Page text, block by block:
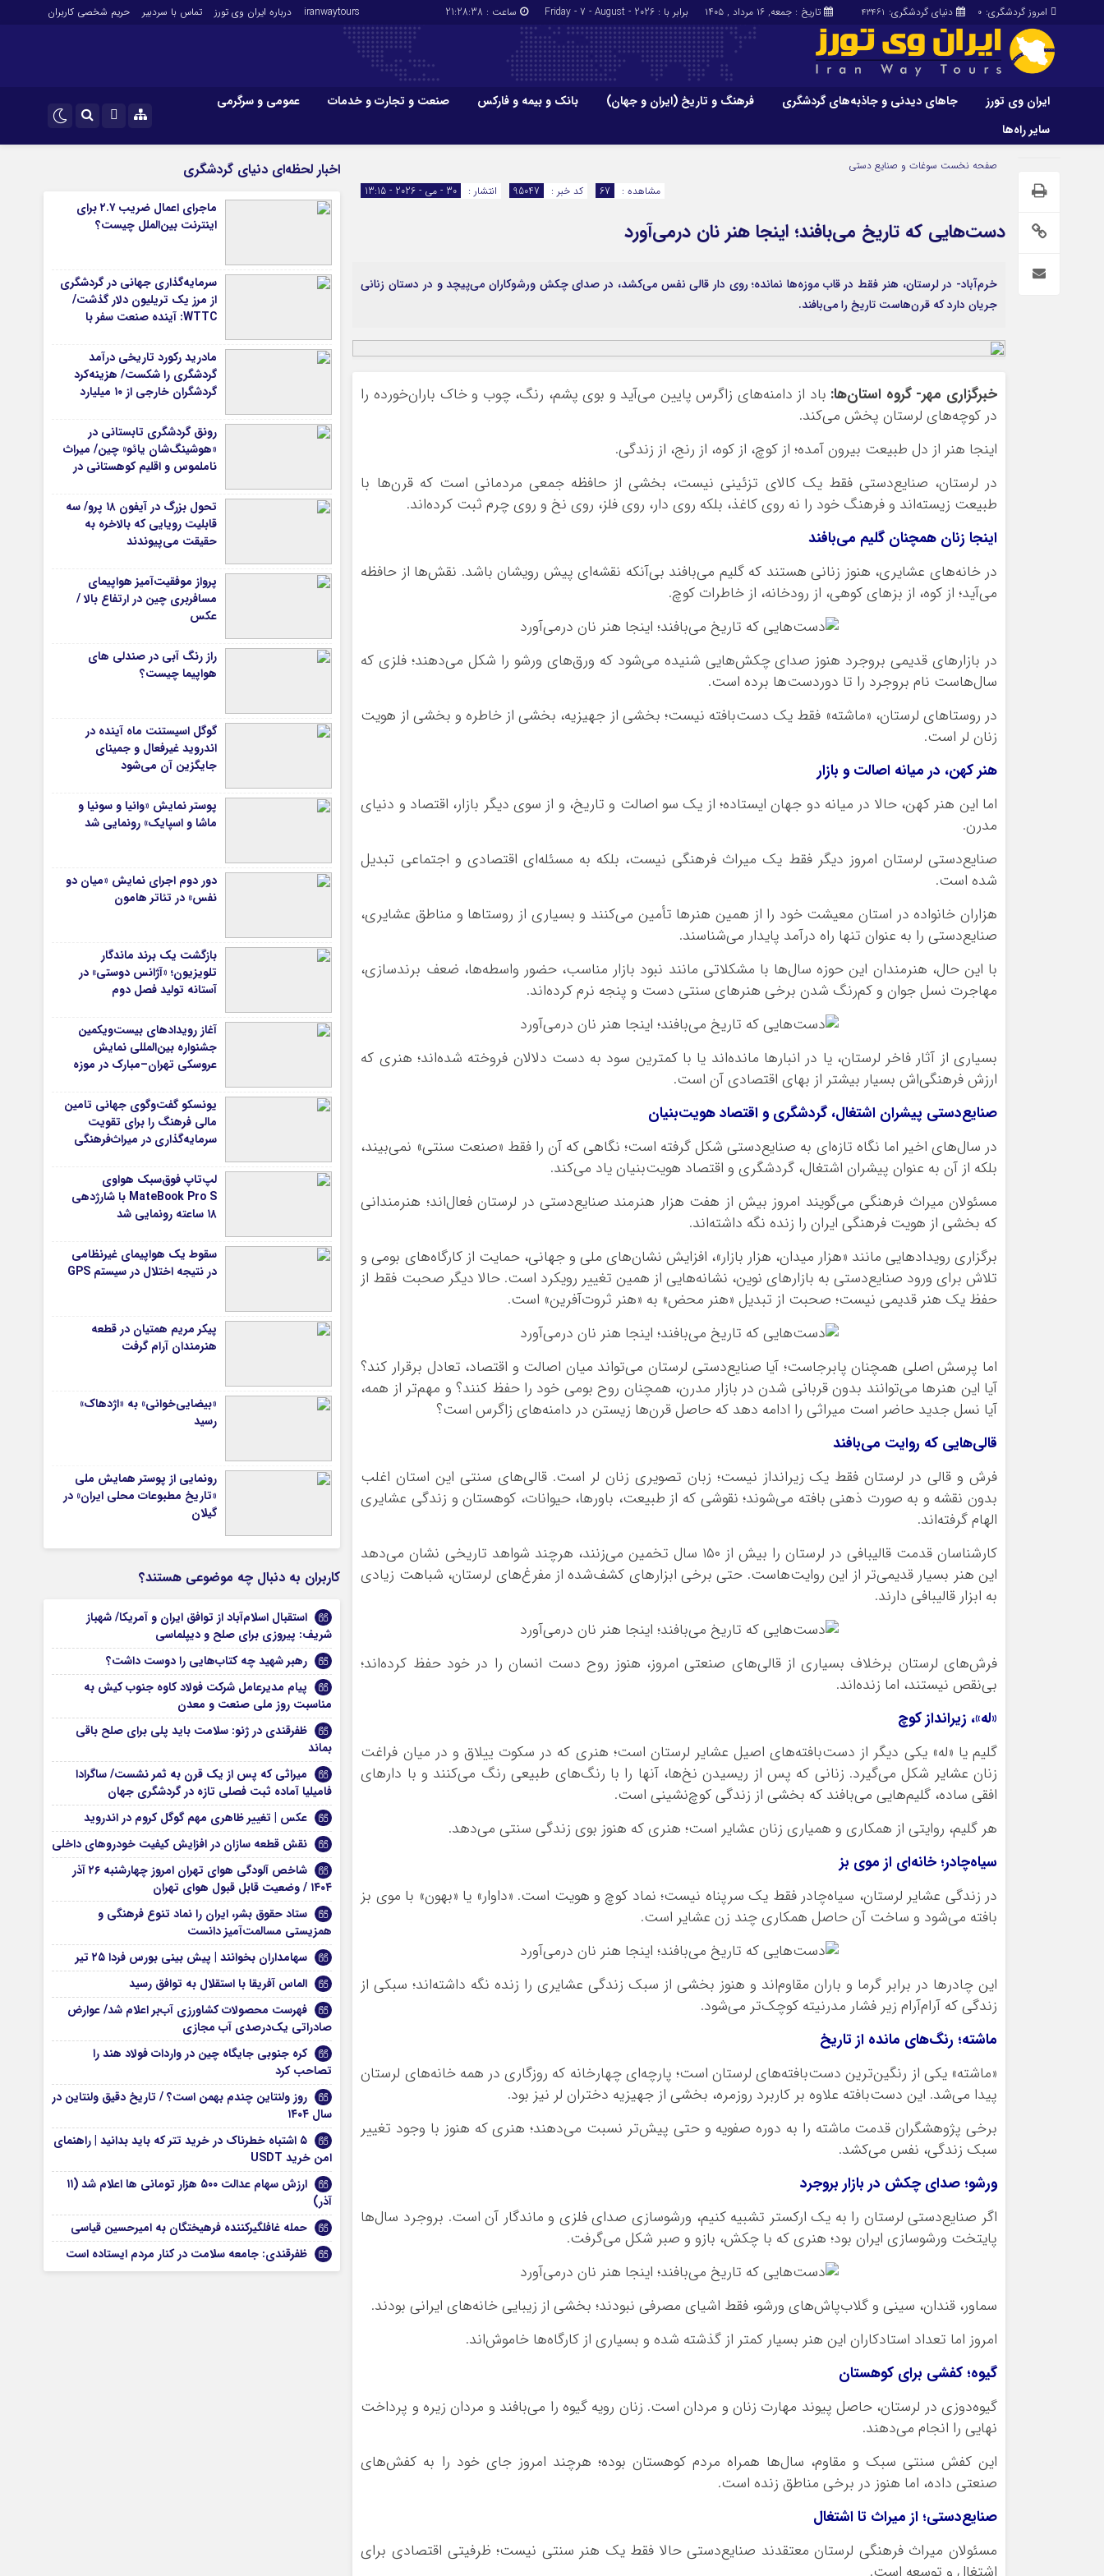
دنیای گردشگری: 43461 امروز گردشگری: 0 تاریخ : جمعه, ۱۶ مرداد , ۱۴۰۵ برابر با : Friday - 7 - August - 2026 ساعت : 21:28:39
iranwaytours درباره ایران وی تورز تماس با سردبیر حریم شخصی کاربران
ایران وی تورز جاهای دیدنی و جاذبه‌های گردشگری فرهنگ و تاریخ (ایران و جهان) بانک و بیمه و فارکس صنعت و تجارت و خدمات
عمومی و سرگرمی
سایر راه‌ها
اینستاگرام
ایران وی تورز
شرایط بازنشر محتوا در ایران وی تورز
ایران سفر تور
غذا و رستوران
گزارش‌های خبری میراث فرهنگی
بانک و بیمه و فارکس
ارزدیجیتال
صنعت و تجارت و خدمات
اقتصاد گردشگری
خودرو
عمومی و سرگرمی
حقوق و قضایی
سایر راه‌ها
کارا دیلی
بلیط اتوبوس
مسیرهای نجف به کربلا
صفحه نخست سوغات و صنایع دستی
انتشار :
30 - می - 2026 - 13:15 کد خبر : 95047 مشاهده : 67
دست‌هایی که تاریخ می‌بافند؛ اینجا هنر نان درمی‌آورد
خرم‌آباد- در لرستان، هنر فقط در قاب موزه‌ها نمانده؛ روی دار قالی نفس می‌کشد، در صدای چکش ورشوکاران می‌پیچد و در دستان زنانی
جریان دارد که قرن‌هاست تاریخ را می‌بافند.
خبرگزاری مهر- گروه استان‌ها: باد از دامنه‌های زاگرس پایین می‌آید و بوی پشم، رنگ، چوب و خاک باران‌خورده را
در کوچه‌های لرستان پخش می‌کند.
اینجا هنر از دل طبیعت بیرون آمده؛ از کوچ، از کوه، از رنج، از زندگی.
در لرستان، صنایع‌دستی فقط یک کالای تزئینی نیست، بخشی از حافظه جمعی مردمانی است که قرن‌ها با
طبیعت زیسته‌اند و فرهنگ خود را نه روی کاغذ، بلکه روی دار، روی فلز، روی نخ و روی چرم ثبت کرده‌اند.
اینجا زنان همچنان گلیم می‌بافند
در خانه‌های عشایری، هنوز زنانی هستند که گلیم می‌بافند بی‌آنکه نقشه‌ای پیش رویشان باشد. نقش‌ها از حافظه
می‌آید؛ از کوه، از بزهای کوهی، از رودخانه، از خاطرات کوچ.
در بازارهای قدیمی بروجرد هنوز صدای چکش‌هایی شنیده می‌شود که ورق‌های ورشو را شکل می‌دهند؛ فلزی که
سال‌هاست نام بروجرد را تا دوردست‌ها برده است.
در روستاهای لرستان، «ماشته» فقط یک دست‌بافته نیست؛ بخشی از جهیزیه، بخشی از خاطره و بخشی از هویت
زنان لر است.
هنر کهن، در میانه اصالت و بازار
اما این هنر کهن، حالا در میانه دو جهان ایستاده؛ از یک سو اصالت و تاریخ، و از سوی دیگر بازار، اقتصاد و دنیای
مدرن.
صنایع‌دستی لرستان امروز دیگر فقط یک میراث فرهنگی نیست، بلکه به مسئله‌ای اقتصادی و اجتماعی تبدیل
شده است.
هزاران خانواده در استان معیشت خود را از همین هنرها تأمین می‌کنند و بسیاری از روستاها و مناطق عشایری،
صنایع‌دستی را به عنوان تنها راه درآمد پایدار می‌شناسند.
با این حال، هنرمندان این حوزه سال‌ها با مشکلاتی مانند نبود بازار مناسب، حضور واسطه‌ها، ضعف برندسازی،
مهاجرت نسل جوان و کم‌رنگ شدن برخی هنرهای سنتی دست و پنجه نرم کرده‌اند.
بسیاری از آثار فاخر لرستان، یا در انبارها مانده‌اند یا با کمترین سود به دست دلالان فروخته شده‌اند؛ هنری که
ارزش فرهنگی‌اش بسیار بیشتر از بهای اقتصادی آن است.
صنایع‌دستی پیشران اشتغال، گردشگری و اقتصاد هویت‌بنیان
در سال‌های اخیر اما نگاه تازه‌ای به صنایع‌دستی شکل گرفته است؛ نگاهی که آن را فقط «صنعت سنتی» نمی‌بیند،
بلکه از آن به عنوان پیشران اشتغال، گردشگری و اقتصاد هویت‌بنیان یاد می‌کند.
مسئولان میراث فرهنگی می‌گویند امروز بیش از هفت هزار هنرمند صنایع‌دستی در لرستان فعال‌اند؛ هنرمندانی
که بخشی از هویت فرهنگی ایران را زنده نگه داشته‌اند.
برگزاری رویدادهایی مانند «هزار میدان، هزار بازار»، افزایش نشان‌های ملی و جهانی، حمایت از کارگاه‌های بومی و
تلاش برای ورود صنایع‌دستی به بازارهای نوین، نشانه‌هایی از همین تغییر رویکرد است. حالا دیگر صحبت فقط از
حفظ یک هنر قدیمی نیست؛ صحبت از تبدیل «هنر محض» به «هنر ثروت‌آفرین» است.
اما پرسش اصلی همچنان پابرجاست؛ آیا صنایع‌دستی لرستان می‌تواند میان اصالت و اقتصاد، تعادل برقرار کند؟
آیا این هنرها می‌توانند بدون قربانی شدن در بازار مدرن، همچنان روح بومی خود را حفظ کنند؟ و مهم‌تر از همه،
آیا نسل جدید حاضر است میراثی را ادامه دهد که حاصل قرن‌ها زیستن در دامنه‌های زاگرس است؟
قالی‌هایی که روایت می‌بافند
فرش و قالی در لرستان فقط یک زیرانداز نیست؛ زبان تصویری زنان لر است. قالی‌های سنتی این استان اغلب
بدون نقشه و به صورت ذهنی بافته می‌شوند؛ نقوشی که از طبیعت، باورها، حیوانات، کوهستان و زندگی عشایری
الهام گرفته‌اند.
کارشناسان قدمت قالیبافی در لرستان را بیش از ۱۵۰ سال تخمین می‌زنند، هرچند شواهد تاریخی نشان می‌دهد
این هنر بسیار قدیمی‌تر از این روایت‌هاست. حتی برخی ابزارهای کشف‌شده از مفرغ‌های لرستان، شباهت زیادی
به ابزار قالیبافی دارند.
فرش‌های لرستان برخلاف بسیاری از قالی‌های صنعتی امروز، هنوز روح دست انسان را در خود حفظ کرده‌اند؛
بی‌نقص نیستند، اما زنده‌اند.
«له»، زیرانداز کوچ
گلیم یا «له» یکی دیگر از دست‌بافته‌های اصیل عشایر لرستان است؛ هنری که در سکوت ییلاق و در میان فراغت
زنان عشایر شکل می‌گیرد. زنانی که پس از ریسیدن نخ‌ها، آنها را با رنگ‌های طبیعی رنگ می‌کنند و با دارهای
افقی ساده، گلیم‌هایی می‌بافند که بخشی از زندگی کوچ‌نشینی است.
هر گلیم، روایتی از همکاری و همیاری زنان عشایر است؛ هنری که هنوز بوی زندگی سنتی می‌دهد.
سیاه‌چادر؛ خانه‌ای از موی بز
در زندگی عشایر لرستان، سیاه‌چادر فقط یک سرپناه نیست؛ نماد کوچ و هویت است. «داوار» یا «بهون» با موی بز
بافته می‌شود و ساخت آن حاصل همکاری چند زن عشایر است.
این چادرها در برابر گرما و باران مقاوم‌اند و هنوز بخشی از سبک زندگی عشایری را زنده نگه داشته‌اند؛ سبکی از
زندگی که آرام‌آرام زیر فشار مدرنیته کوچک‌تر می‌شود.
ماشته؛ رنگ‌های مانده از تاریخ
«ماشته» یکی از رنگین‌ترین دست‌بافته‌های لرستان است؛ پارچه‌ای چهارخانه که روزگاری در همه خانه‌های لرستان
پیدا می‌شد. این دست‌بافته علاوه بر کاربرد روزمره، بخشی از جهیزیه دختران لر نیز بود.
برخی پژوهشگران قدمت ماشته را به دوره صفویه و حتی پیش‌تر نسبت می‌دهند؛ هنری که هنوز با وجود تغییر
سبک زندگی، نفس می‌کشد.
ورشو؛ صدای چکش در بازار بروجرد
اگر صنایع‌دستی لرستان را به یک ارکستر تشبیه کنیم، ورشوسازی صدای فلزی و ماندگار آن است. بروجرد سال‌ها
پایتخت ورشوسازی ایران بود؛ هنری که با چکش، بازو و صبر شکل می‌گرفت.
سماور، قندان، سینی و گلاب‌پاش‌های ورشو، فقط اشیای مصرفی نبودند؛ بخشی از زیبایی خانه‌های ایرانی بودند.
امروز اما تعداد استادکاران این هنر بسیار کمتر از گذشته شده و بسیاری از کارگاه‌ها خاموش‌اند.
گیوه؛ کفشی برای کوهستان
گیوه‌دوزی در لرستان، حاصل پیوند مهارت زنان و مردان است. زنان رویه گیوه را می‌بافند و مردان زیره و پرداخت
نهایی را انجام می‌دهند.
این کفش سنتی سبک و مقاوم، سال‌ها همراه مردم کوهستان بوده؛ هرچند امروز جای خود را به کفش‌های
صنعتی داده، اما هنوز در برخی مناطق زنده است.
صنایع‌دستی؛ از میراث تا اشتغال
مسئولان میراث فرهنگی لرستان معتقدند صنایع‌دستی حالا فقط یک هنر سنتی نیست؛ ظرفیتی اقتصادی برای
اخبار لحظه‌ای دنیای گردشگری
ماجرای اعمال ضریب ۲.۷ برای
اینترنت بین‌الملل چیست؟
سرمایه‌گذاری جهانی در گردشگری
از مرز یک تریلیون دلار گذشت/
WTTC: آینده صنعت سفر با
تضمین می‌شود
مادرید رکورد تاریخی درآمد
گردشگری را شکست/ هزینه‌کرد
گردشگران خارجی از ۱۰ میلیارد
رونق گردشگری تابستانی در
«هوشینگ‌شان یائو» چین/ میراث
ناملموس و اقلیم کوهستانی در
تحول بزرگ در آیفون ۱۸ پرو/ سه
قابلیت رویایی که بالاخره به
حقیقت می‌پیوندند
پرواز موفقیت‌آمیز هواپیمای
مسافربری چین در ارتفاع بالا /
عکس
راز رنگ آبی در صندلی های
هواپیما چیست؟
گوگل اسیستنت ماه آینده در
اندروید غیرفعال و جمینای
جایگزین آن می‌شود
پوستر نمایش «وانیا و سونیا و
ماشا و اسپایک» رونمایی شد
دور دوم اجرای نمایش «میان دو
نفس» در تئاتر هامون
بازگشت یک برند ماندگار
تلویزیون؛ «آژانس دوستی» در
آستانه تولید فصل دوم
آغاز رویدادهای بیست‌ویکمین
جشنواره بین‌المللی نمایش
عروسکی تهران–مبارک در موزه
یونسکو گفت‌وگوی جهانی تامین
مالی فرهنگ را برای تقویت
سرمایه‌گذاری در میراث‌فرهنگی
صنایع خلاق
لپ‌تاپ فوق‌سبک هواوی
MateBook Pro S با شارژدهی
۱۸ ساعته رونمایی شد
سقوط یک هواپیمای غیرنظامی
در نتیجه اختلال در سیستم‌ GPS
پیکر مریم همتیان در قطعه
هنرمندان آرام گرفت
«بیضایی‌خوانی» به «اژدهاک»
رسید
رونمایی از پوستر همایش ملی
«تاریخ مطبوعات محلی ایران» در
گیلان
کاربران به دنبال چه موضوعی هستند؟
استقبال اسلام‌آباد از توافق ایران و آمریکا/ شهباز
شریف: پیروزی برای صلح و دیپلماسی
رهبر شهید چه کتاب‌هایی را دوست داشت؟
پیام مدیرعامل شرکت فولاد کاوه جنوب کیش به
مناسبت روز ملی صنعت و معدن
ظفرقندی در ژنو: سلامت باید پلی برای صلح باقی
بماند
میراثی که پس از یک قرن به ثمر نشست/ ساگرادا
فامیلیا آماده ثبت فصلی تازه در گردشگری جهان
عکس | تغییر ظاهری مهم گوگل کروم در اندروید
نقش قطعه سازان در افزایش کیفیت خودروهای داخلی
شاخص آلودگی هوای تهران امروز چهارشنبه ۲۶ آذر
۱۴۰۴ / وضعیت قابل قبول هوای تهران
ستاد حقوق بشر، ایران را نماد تنوع فرهنگی و
همزیستی مسالمت‌آمیز دانست
سهامداران بخوانند | پیش بینی بورس فردا ۲۵ تیر
الماس آفریقا با استقلال به توافق رسید
فهرست محصولات کشاورزی آب‌بر اعلام شد/ عوارض
صادراتی یک‌درصدی آب مجازی
کره جنوبی جایگاه چین در واردات فولاد هند را
تصاحب کرد
روز ولنتاین چندم بهمن است؟ / تاریخ دقیق ولنتاین در
سال ۱۴۰۴
۵ اشتباه خطرناک در خرید تتر که باید بدانید | راهنمای
امن خرید USDT
ارزش سهام عدالت ۵۰۰ هزار تومانی ها اعلام شد (۱۱
آذر)
حمله غافلگیرکننده فرهیختگان به امیرحسین قیاسی
ظفرقندی: جامعه سلامت در کنار مردم ایستاده است